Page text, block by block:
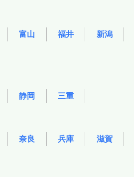
富山 福井 新潟
静岡 三重
奈良 兵庫 滋賀